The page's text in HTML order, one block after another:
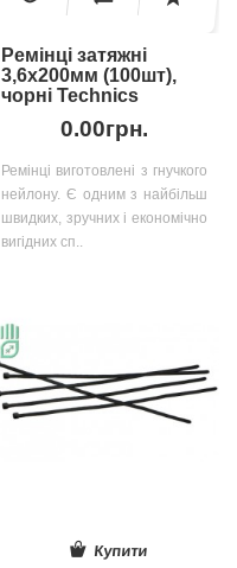
Ремінці затяжні
3,6х200мм (100шт),
чорні Technics
0.00грн.
Ремінці виготовлені з гнучкого
нейлону. Є одним з найбільш
швидких, зручних і економічно
вигідних сп..
Купити